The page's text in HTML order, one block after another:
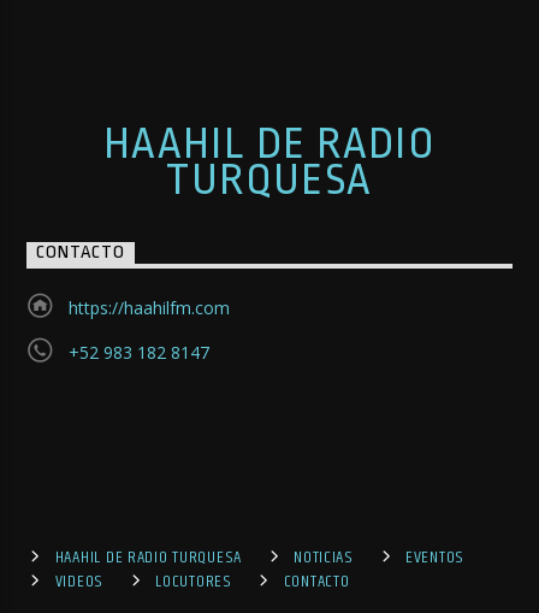
HAAHIL DE RADIO
TURQUESA
CONTACTO
https://haahilfm.com
+52 983 182 8147
HAAHIL DE RADIO TURQUESA NOTICIAS
EVENTOS
VIDEOS
LOCUTORES CONTACTO